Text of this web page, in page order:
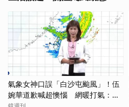
氣象女神口誤「白沙屯颱風」！伍
婉華道歉喊超懊惱 網暖打氣：覺